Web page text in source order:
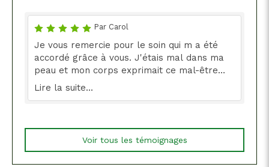
Par Carol
Je vous remercie pour le soin qui m a été
accordé grâce à vous. J'étais mal dans ma
peau et mon corps exprimait ce mal-être
par des douleurs multiples. Vous avez su
compagnon a eu droit à vos soins, en un seul
Lire la suite...
Voir tous les témoignages